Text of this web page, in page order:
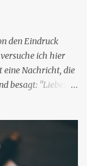
den Eindruck
ich hier
eine Nachricht, die
besagt: "Lieber
Blog an die